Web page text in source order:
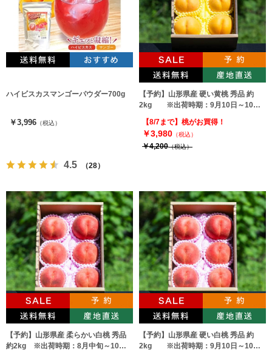
ハイビスカスマンゴーパウダー700g
￥3,996 （税込）
4.5 （28）
【予約】山形県産 硬い黄桃 秀品 約
2kg ※出荷時期：9月10日～10月
上旬
【8/7まで】桃がお買得！
￥3,980 （税込）
￥4,200（税込）
【予約】山形県産 柔らかい白桃 秀品
約2kg ※出荷時期：8月中旬～10月
【予約】山形県産 硬い白桃 秀品 約
2kg ※出荷時期：9月10日～10月